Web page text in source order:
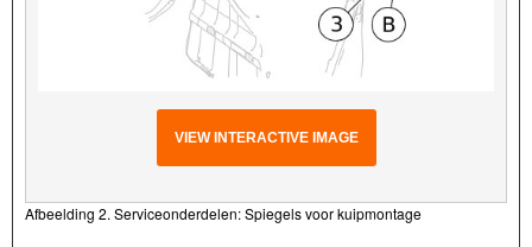
VIEW INTERACTIVE IMAGE
Afbeelding 2. Serviceonderdelen: Spiegels voor kuipmontage